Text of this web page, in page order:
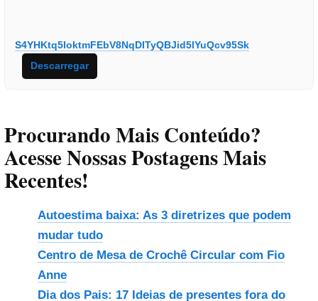
S4YHKtq5IoktmFEbV8NqDITyQBJid5lYuQcv95Sk
Descarregar
Procurando Mais Conteúdo?
Acesse Nossas Postagens Mais
Recentes!
Autoestima baixa: As 3 diretrizes que podem
mudar tudo
Centro de Mesa de Crochê Circular com Fio
Anne
Dia dos Pais: 17 Ideias de presentes fora do